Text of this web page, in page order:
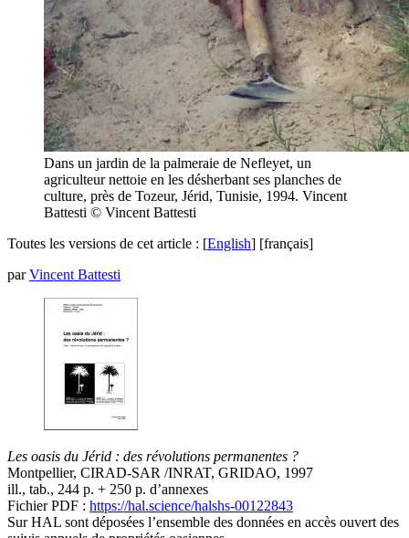
Dans un jardin de la palmeraie de Nefleyet, un
agriculteur nettoie en les désherbant ses planches de
culture, près de Tozeur, Jérid, Tunisie, 1994. Vincent
Battesti © Vincent Battesti
Toutes les versions de cet article : [English] [français]
parVincent Battesti
Les oasis du Jérid : des révolutions permanentes ?
Montpellier, CIRAD-SAR /INRAT, GRIDAO, 1997
ill., tab., 244 p. + 250 p. d’annexes
Fichier PDF : https://hal.science/halshs-00122843
Sur HAL sont déposées l’ensemble des données en accès ouvert des